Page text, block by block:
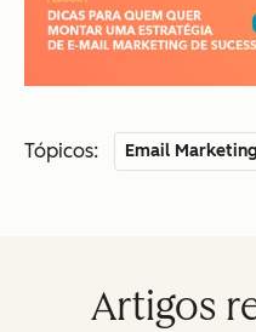
Tópicos: Email Marketing
Artigos